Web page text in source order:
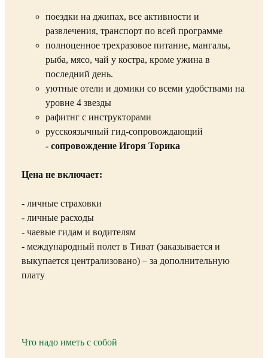
поездки на джипах, все активности и
развлечения, транспорт по всей программе
полноценное трехразовое питание, мангалы,
рыба, мясо, чай у костра, кроме ужина в
последний день.
уютные отели и домики со всеми удобствами на
уровне 4 звезды
рафитнг с инструкторами
русскоязычный гид-сопровождающий
- сопровождение Игоря Торика
Цена не включает:
- личные страховки
- личные расходы
- чаевые гидам и водителям
- международный полет в Тиват (заказывается и
выкупается централизовано) – за дополнительную
плату
Что надо иметь с собой